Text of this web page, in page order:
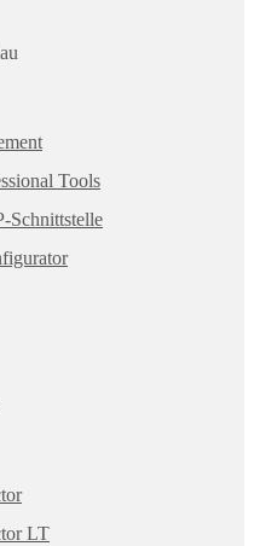
Tools
Schnittstelle
LT